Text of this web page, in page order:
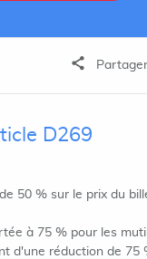
D269
50 % sur le prix du
à 75 % pour les
d'une réduction de 75